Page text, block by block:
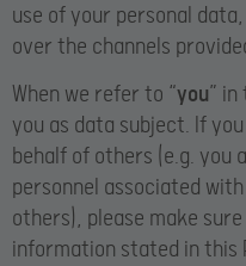
use of your personal
over the channels
When we refer to “you”
you as data subject. If
behalf of others (e.g. you
personnel associated
others), please make
information stated in this